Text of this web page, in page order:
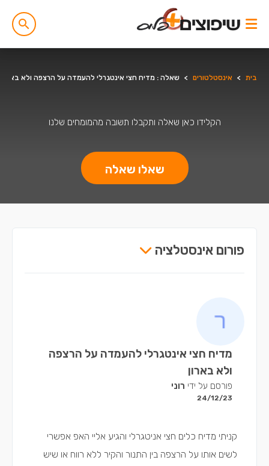
בית > אינסטלטורים > שאלה : מדיח חצי אינטגרלי להעמדה על הרצפה ולא בארון
הקלידו כאן שאלה ותקבלו תשובה מהמומחים שלנו
שאלו שאלה
פורום אינסטלציה
מדיח חצי אינטגרלי להעמדה על הרצפה
ולא בארון
פורסם על ידי רוני
24/12/23
קניתי מדיח כלים חצי אניטגרלי והגיע אליי האפ אפשרי
לשים אותו על הרצפה בין התנור והקיר ללא רווח או שיש